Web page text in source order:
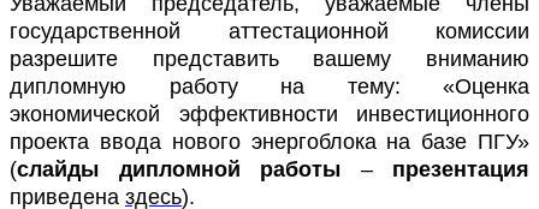
государственной аттестационной комиссии
разрешите представить вашему вниманию
дипломную работу на тему: «Оценка
экономической эффективности инвестиционного
проекта ввода нового энергоблока на базе ПГУ»
(слайды дипломной работы – презентация
приведена здесь).